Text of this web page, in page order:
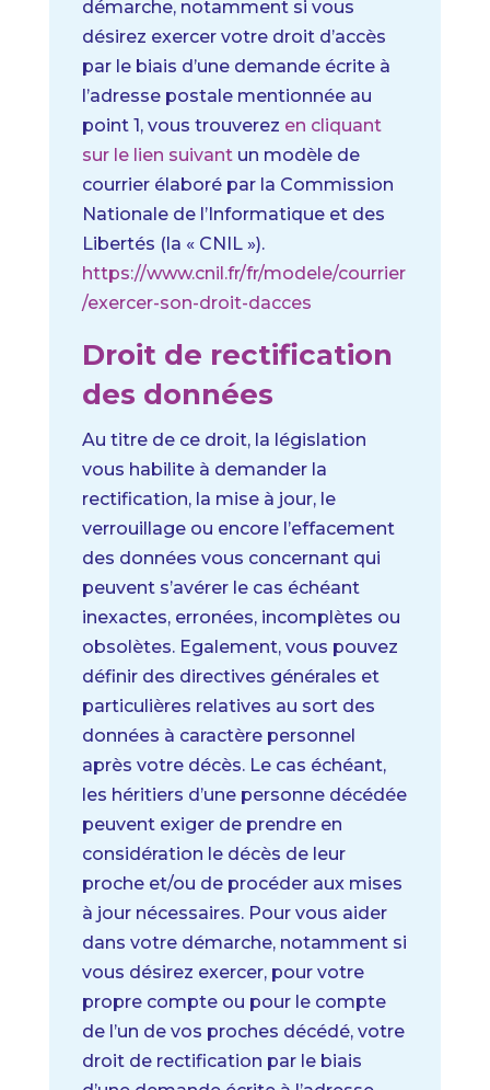
démarche, notamment si vous
désirez exercer votre droit d’accès
par le biais d’une demande écrite à
l’adresse postale mentionnée au
point 1, vous trouverez en cliquant
sur le lien suivantun modèle de
courrier élaboré par la Commission
Nationale de l’Informatique et des
Libertés (la « CNIL »).
https://www.cnil.fr/fr/modele/courrier
/exercer-son-droit-dacces
Droit de rectification
des données
Au titre de ce droit, la législation
vous habilite à demander la
rectification, la mise à jour, le
verrouillage ou encore l’effacement
des données vous concernant qui
peuvent s’avérer le cas échéant
inexactes, erronées, incomplètes ou
obsolètes. Egalement, vous pouvez
définir des directives générales et
particulières relatives au sort des
données à caractère personnel
après votre décès. Le cas échéant,
les héritiers d’une personne décédée
peuvent exiger de prendre en
considération le décès de leur
proche et/ou de procéder aux mises
à jour nécessaires. Pour vous aider
dans votre démarche, notamment si
vous désirez exercer, pour votre
propre compte ou pour le compte
de l’un de vos proches décédé, votre
droit de rectification par le biais